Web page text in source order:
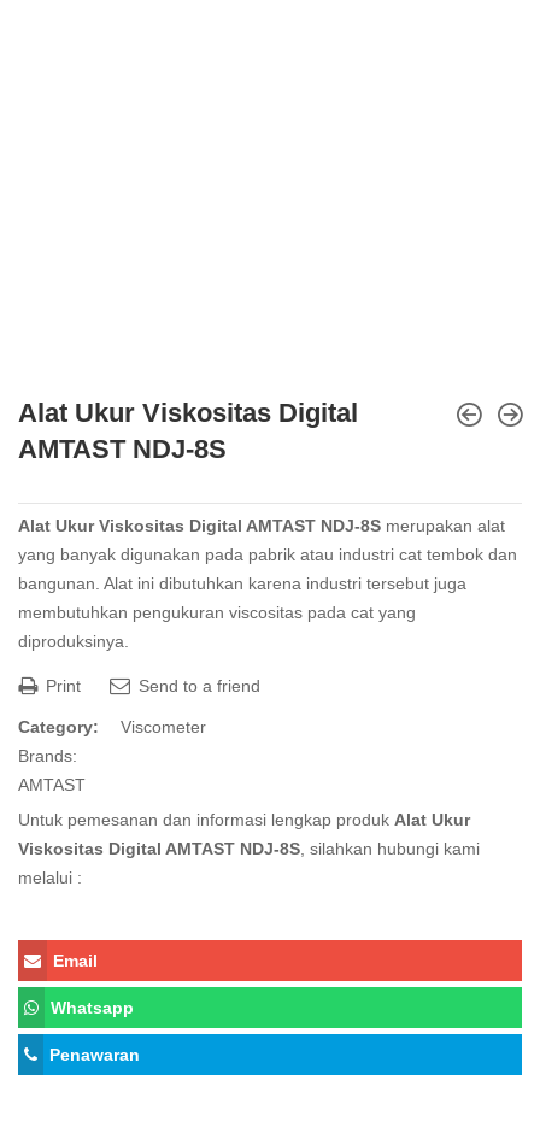
Alat Ukur Viskositas Digital
AMTAST NDJ-8S
Alat Ukur Viskositas Digital AMTAST NDJ-8S merupakan alat
yang banyak digunakan pada pabrik atau industri cat tembok dan
bangunan. Alat ini dibutuhkan karena industri tersebut juga
membutuhkan pengukuran viscositas pada cat yang
diproduksinya.
Print Send to a friend
Category:
Viscometer
Brands:
AMTAST
Untuk pemesanan dan informasi lengkap produk Alat Ukur
Viskositas Digital AMTAST NDJ-8S , silahkan hubungi kami
melalui :
Email
Whatsapp
Penawaran